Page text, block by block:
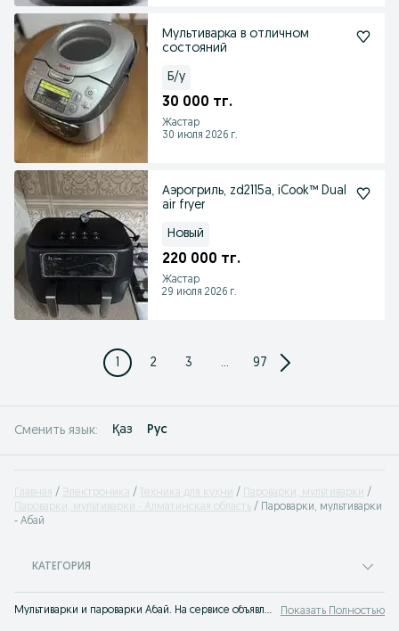
Мультиварка в отличном
состояний
Б/у
30 000 тг.
Жастар
30 июля 2026 г.
Аэрогриль, zd2115a, iCook™ Dual
air fryer
Новый
220 000 тг.
Жастар
29 июля 2026 г.
1 2 3 ... 97
Сменить язык: Қаз Рус
Главная Электроника Техника для кухни
Пароварки, мультиварки
Пароварки, мультиварки - Алматинская область
Пароварки, мультиварки
- Абай
КАТЕГОРИЯ
Мультиварки и пароварки Абай. На сервисе объявлений OLX.kz Абай можно быстро и недорого узнать актуальную цену или купить мультиварку бу. Покупай лучшую бытовую технику для кухни на OLX.kz! Показать Полностью